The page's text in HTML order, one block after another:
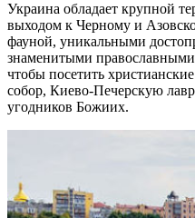
Украина обладает крупной
выходом к Черному и
фауной, уникальными
знаменитыми
чтобы посетить
собор, Киево-Печерскую
угодников Божиих.